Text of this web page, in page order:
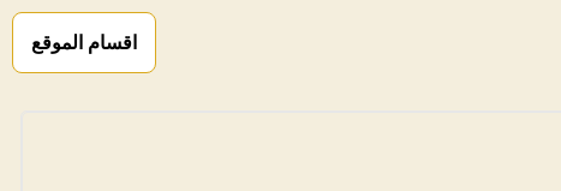
اقسام الموقع